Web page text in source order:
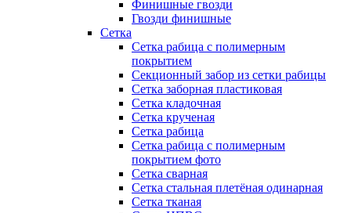
Финишные гвозди
Гвозди финишные
Сетка
Сетка рабица с полимерным
покрытием
Секционный забор из сетки рабицы
Сетка заборная пластиковая
Сетка кладочная
Сетка крученая
Сетка рабица
Сетка рабица с полимерным
покрытием фото
Сетка сварная
Сетка стальная плетёная одинарная
Сетка тканая